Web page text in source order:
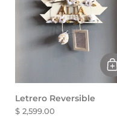
Letrero Reversible
$ 2,599.00